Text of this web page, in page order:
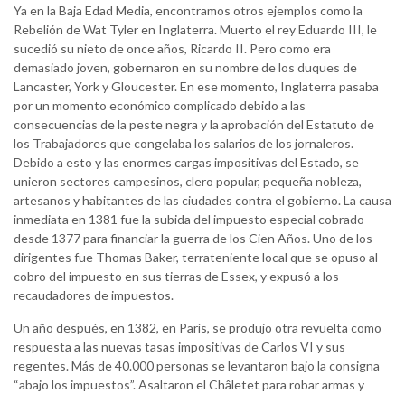
Ya en la Baja Edad Media, encontramos otros ejemplos como la
Rebelión de Wat Tyler en Inglaterra. Muerto el rey Eduardo III, le
sucedió su nieto de once años, Ricardo II. Pero como era
demasiado joven, gobernaron en su nombre de los duques de
Lancaster, York y Gloucester. En ese momento, Inglaterra pasaba
por un momento económico complicado debido a las
consecuencias de la peste negra y la aprobación del Estatuto de
los Trabajadores que congelaba los salarios de los jornaleros.
Debido a esto y las enormes cargas impositivas del Estado, se
unieron sectores campesinos, clero popular, pequeña nobleza,
artesanos y habitantes de las ciudades contra el gobierno. La causa
inmediata en 1381 fue la subida del impuesto especial cobrado
desde 1377 para financiar la guerra de los Cien Años. Uno de los
dirigentes fue Thomas Baker, terrateniente local que se opuso al
cobro del impuesto en sus tierras de Essex, y expusó a los
recaudadores de impuestos.
Un año después, en 1382, en París, se produjo otra revuelta como
respuesta a las nuevas tasas impositivas de Carlos VI y sus
regentes. Más de 40.000 personas se levantaron bajo la consigna
“abajo los impuestos”. Asaltaron el Châletet para robar armas y